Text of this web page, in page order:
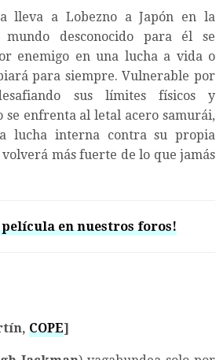
lleva a Lobezno a Japón en la
desconocido para él se
enemigo en una lucha a vida o
para siempre. Vulnerable por
sus límites físicos y
se enfrenta al letal acero samurái,
lucha interna contra su propia
más fuerte de lo que jamás
película en nuestros foros!
COPE]